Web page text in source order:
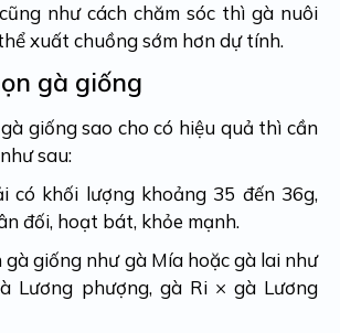
cũng như cách chăm sóc thì gà nuôi
xuất chuồng sớm hơn dự tính.
gà giống
giống sao cho có hiệu quả thì cần
sau:
có khối lượng khoảng 35 đến 36g,
đối, hoạt bát, khỏe mạnh.
gà giống như gà Mía hoặc gà lai như
Lương phượng, gà Ri × gà Lương